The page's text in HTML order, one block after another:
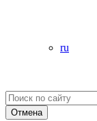
ru
Отмена